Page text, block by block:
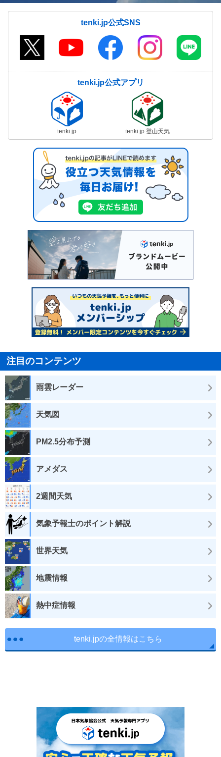
tenki.jp公式SNS
tenki.jp公式アプリ
tenki.jp tenki.jp 登山天気
注目のコンテンツ
雨雲レーダー
天気図
PM2.5分布予測
アメダス
2週間天気
気象予報士のポイント解説
世界天気
地震情報
熱中症情報
tenki.jpの全情報はこちら